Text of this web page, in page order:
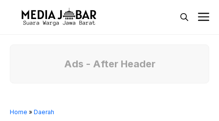
Ads - After Header
Home » Daerah